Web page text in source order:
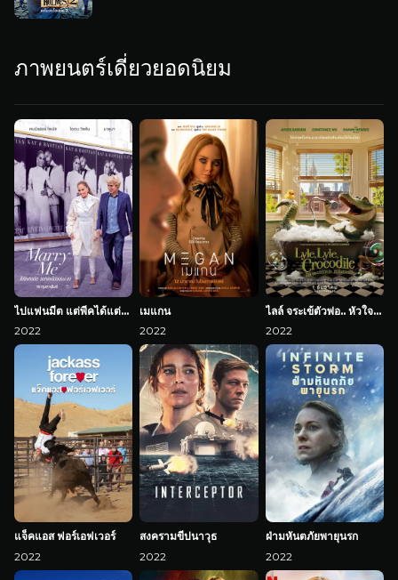
ภาพยนตร์เดี่ยวยอดนิยม
ไปแฟนมีต แต่พีคได้แต่งงาน
2022
เมแกน
2022
ไลล์ จระเข้ตัวพ่อ.. หัวใจล้อหล่อ
2022
แจ็คแอส ฟอร์เอฟเวอร์
2022
สงครามขีปนาวุธ
2022
ฝ่ามหันตภัยพายุนรก
2022